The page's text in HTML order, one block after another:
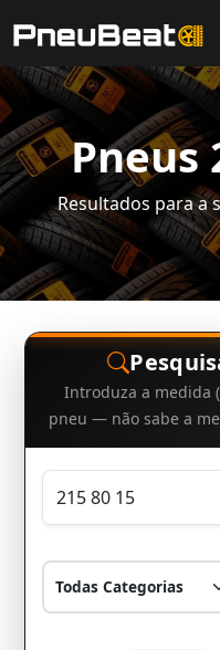
Pneus
Resultados para a
Introduza a medida
pneu — não sabe a